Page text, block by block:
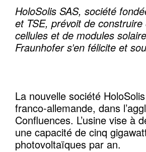
HoloSolis SAS, société
et TSE, prévoit de
cellules et de modules
Fraunhofer s’en félicite et
La nouvelle société
franco-allemande, dans
Confluences. L’usine vise à
une capacité de cinq
photovoltaïques par an.